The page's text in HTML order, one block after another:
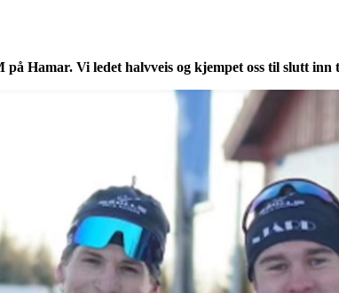
Hamar. Vi ledet halvveis og kjempet oss til slutt inn